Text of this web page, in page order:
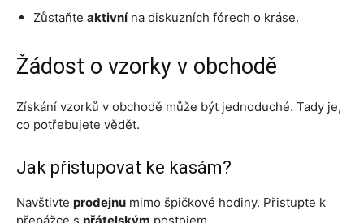
Zůstaňte aktivnína diskuzních fórech o kráse.
Žádost o vzorky v obchodě
Získání vzorků v obchodě může být jednoduché. Tady je,
co potřebujete vědět.
Jak přistupovat ke kasám?
Navštivte prodejnu mimo špičkové hodiny. Přistupte k